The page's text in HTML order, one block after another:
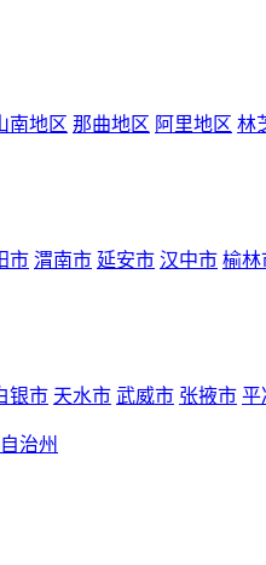
南地区 那曲地区 阿里地区 林
市 渭南市 延安市 汉中市 榆林
银市 天水市 武威市 张掖市 平
治州